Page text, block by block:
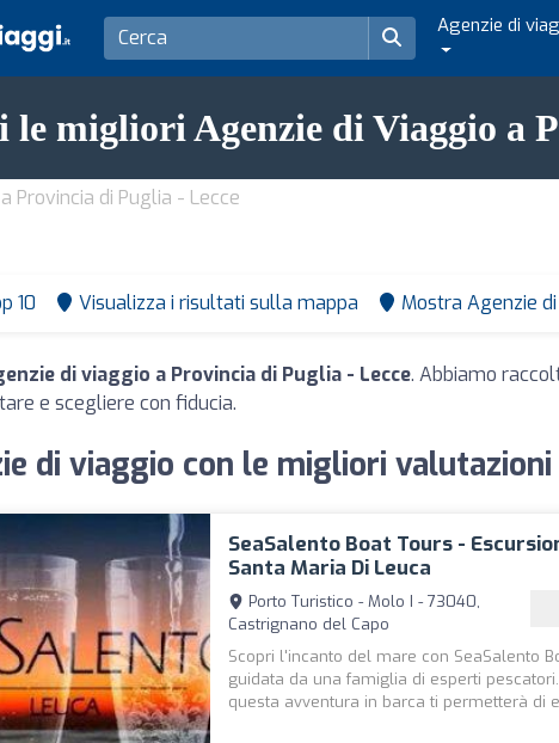
Agenzie di
le migliori Agenzie di Viaggio a
Provincia di Puglia - Lecce
10 Visualizza i risultati sulla mappa Mostra Agenzie
di viaggio a Provincia di Puglia - Lecce. Abbiamo
e scegliere con fiducia.
di viaggio con le migliori
SeaSalento Boat Tours -
Santa Maria Di Leuca
Porto Turistico - Molo I - 73040,
Castrignano del Capo
Scopri l'incanto del mare con SeaSalento
guidata da una famiglia di esperti
questa avventura in barca ti permetterà di